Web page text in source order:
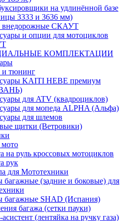
на удлинённой базе
3333 и 3636 мм)
внедорожные СКАУТ
и опции для мотоциклов
КОМПЛЕКТАЦИИ
и тюнинг
KAITI HEBE премиум
для ATV (квадроциклов)
для мопеда ALPHA (Альфа)
для шлемов
щитки (Ветровики)
мото
на руль кроссовых мотоциклов
рук
для Мототехники
(задние и боковые) для
багажные SHAD (Испания)
багажа (сетки пауки)
(лентяйка на ручку газа)